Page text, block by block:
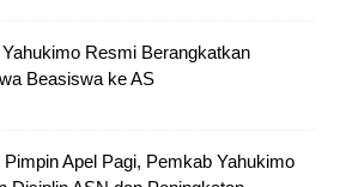
Resmi Berangkatkan
Beasiswa ke AS
Apel Pagi, Pemkab Yahukimo